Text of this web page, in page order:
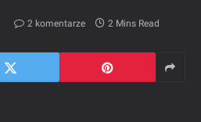
2 komentarze 2 Mins Read